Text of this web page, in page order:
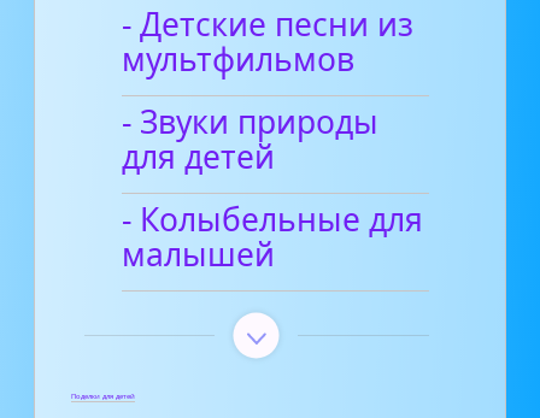
- Детские песни из
мультфильмов
- Звуки природы
для детей
- Колыбельные для
малышей
Поделки для детей